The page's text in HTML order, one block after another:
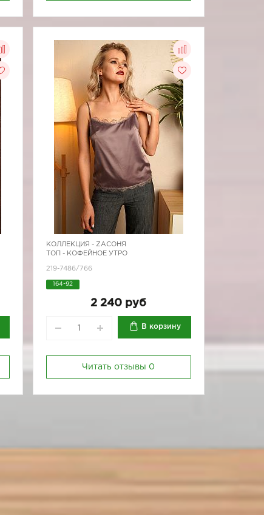
КОЛЛЕКЦИЯ - ZAСОНЯ
ТОП - КОФЕЙНОЕ УТРО
219-7486/766
164-92
2 240 руб
В корзину
Читать отзывы 0